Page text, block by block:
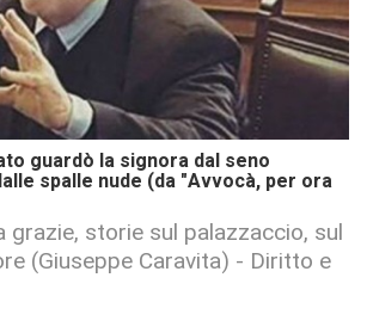
guardò la signora dal seno
spalle nude (da "Avvocà, per ora
grazie, storie sul palazzaccio, sul
(Giuseppe Caravita) - Diritto e